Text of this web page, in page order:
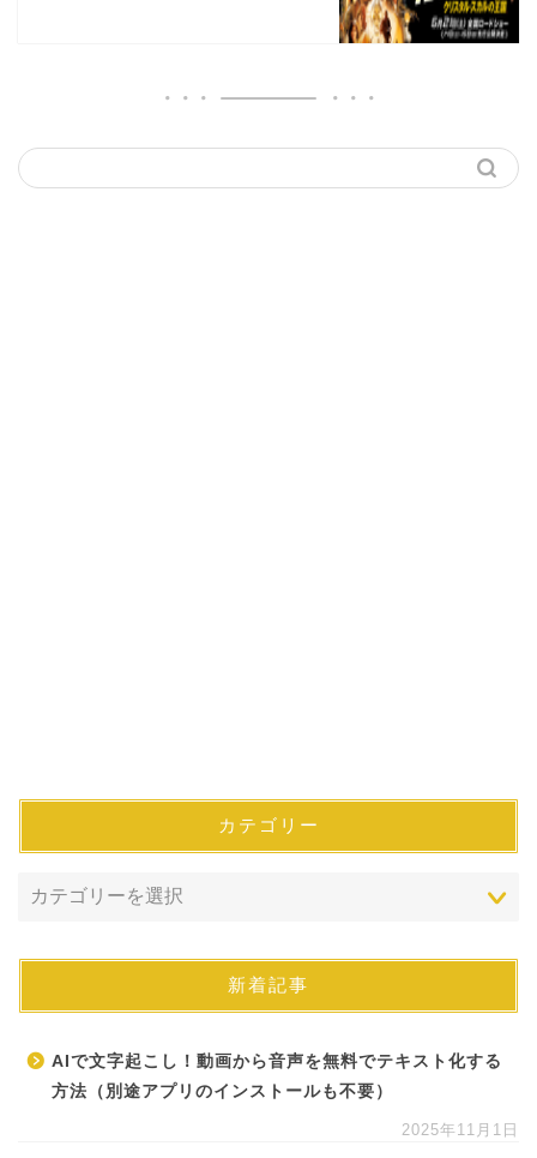
カテゴリー
新着記事
AIで文字起こし！動画から音声を無料でテキスト化する
方法（別途アプリのインストールも不要）
2025年11月1日